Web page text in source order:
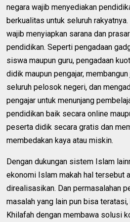
negara wajib menyediakan
berkualitas untuk seluruh
wajib menyiapkan sarana dan
pendidikan. Seperti pengadaan
siswa maupun guru, pengadaan
didik maupun pengajar,
seluruh pelosok negeri, dan
pengajar untuk menunjang
pendidikan baik secara online
peserta didik secara gratis dan
membedakan kaya atau miskin.
Dengan dukungan sistem Islam
ekonomi Islam makah hal tersebut
direalisasikan. Dan permasalahan
masalah yang lain pun bisa
Khilafah dengan membawa solusi